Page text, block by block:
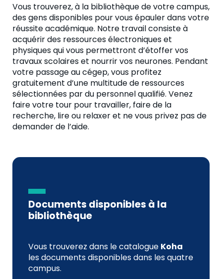
Vous trouverez, à la bibliothèque de votre campus,
des gens disponibles pour vous épauler dans votre
réussite académique. Notre travail consiste à
acquérir des ressources électroniques et
physiques qui vous permettront d’étoffer vos
travaux scolaires et nourrir vos neurones. Pendant
votre passage au cégep, vous profitez
gratuitement d’une multitude de ressources
sélectionnées par du personnel qualifié. Venez
faire votre tour pour travailler, faire de la
recherche, lire ou relaxer et ne vous privez pas de
demander de l’aide.
Documents disponibles à la
bibliothèque
Vous trouverez dans le catalogue Koha
les documents disponibles dans les quatre
campus.